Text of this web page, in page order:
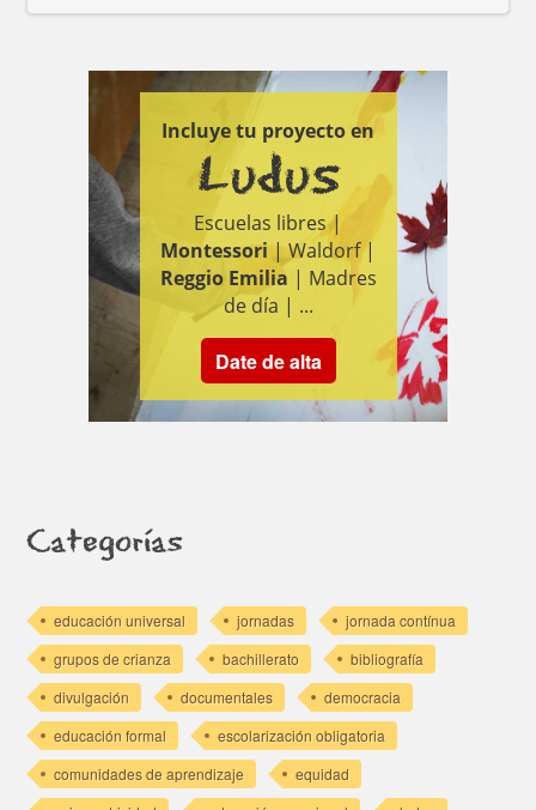
Incluye tu proyecto en
Ludus
Escuelas libres |
Montessori| Waldorf |
Reggio Emilia | Madres
de día | ...
Date de alta
Categorías
educación universal jornadas
jornada contínua
grupos de crianza
bachillerato
bibliografía
divulgación
documentales
democracia
educación formal
escolarización obligatoria
comunidades de aprendizaje
equidad